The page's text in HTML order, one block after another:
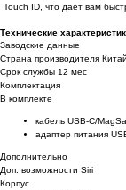
Touch ID, что дает вам
Технические
Заводские данные
Страна производителя Китай
Срок службы 12 мес
Комплектация
В комплекте
кабель USB-C/
адаптер питания
Дополнительно
Доп. возможности Siri
Корпус